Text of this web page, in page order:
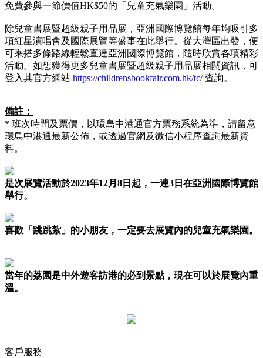
免費參與一節價值HK$50的「兒童充氣樂園」活動。
除兒童書展暨超級親子用品展，亞洲國際博覽館每年均吸引多
項紅星演唱會及國際展覽等盛事在此舉行。從大灣區出發，便
可乘搭多條路線輕鬆直達亞洲國際博覽館，隨時欣賞各項精彩
活動。如想獲得更多兒童書展暨超級親子用品展相關資訊，可
登入其官方網站 https://childrensbookfair.com.hk/tc/查詢。
備註：
* 班次時間及票價，以環島中港通官方票務系統為準，請留意
環島中港通最新公佈，或透過官網及微信小程序查詢最新資
料。
是次展覽活動於2023年12月8日起，一連3日在亞洲國際博覽館
舉行。
喜歡「跳跳紮」的小朋友，一定要去展覽內的兒童充氣樂園。
當年的荔園是中外遊客訪港的必到景點，現在可以於展覽內重
溫。
客戶服務